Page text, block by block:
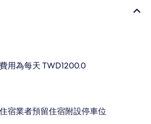
費用為每天 TWD1200.0
宿業者預留住宿附設停車位